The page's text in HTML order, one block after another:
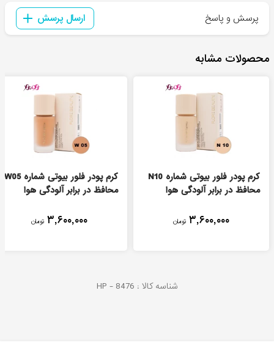
پرسش و پاسخ ارسال پرسش
محصولات مشابه
کرم پودر فلور بیوتی شماره N10
محافظ در برابر آلودگی هوا
۳,۶۰۰,۰۰۰ تومان
کرم پودر فلور بیوتی شماره W05
محافظ در برابر آلودگی هوا
۳,۶۰۰,۰۰۰ تومان
شناسه کالا : HP - 8476